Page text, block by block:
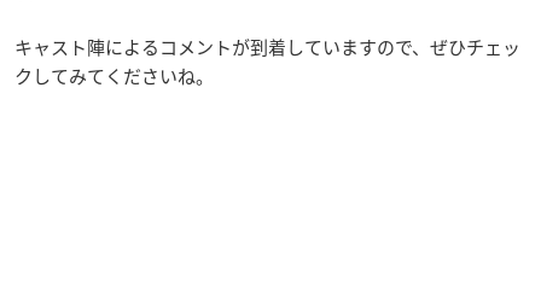
キャスト陣によるコメントが到着していますので、ぜひチェッ
クしてみてくださいね。